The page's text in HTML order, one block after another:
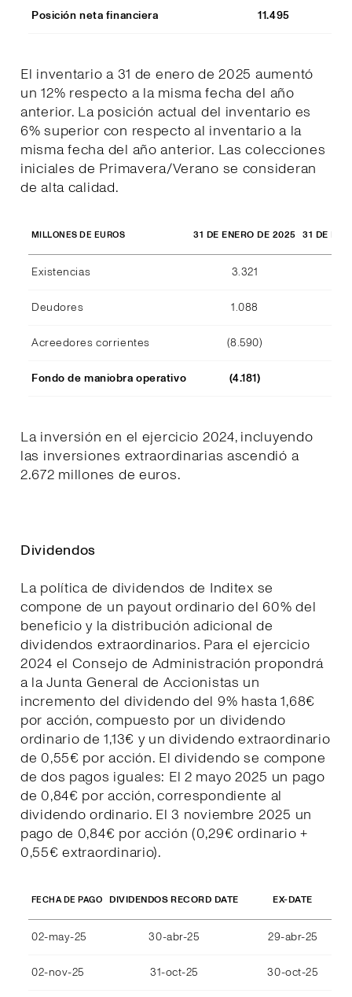
Posición neta financiera 11.495
El inventario a 31 de enero de 2025 aumentó
un 12% respecto a la misma fecha del año
anterior. La posición actual del inventario es
6% superior con respecto al inventario a la
misma fecha del año anterior. Las colecciones
iniciales de Primavera/Verano se consideran
de alta calidad.
MILLONES DE EUROS 31 DE ENERO DE 2025 31 DE
Existencias 3.321
Deudores 1.088
Acreedores corrientes (8.590)
Fondo de maniobra operativo (4.181)
La inversión en el ejercicio 2024, incluyendo
las inversiones extraordinarias ascendió a
2.672 millones de euros.
Dividendos
La política de dividendos de Inditex se
compone de un payout ordinario del 60% del
beneficio y la distribución adicional de
dividendos extraordinarios. Para el ejercicio
2024 el Consejo de Administración propondrá
a la Junta General de Accionistas un
incremento del dividendo del 9% hasta 1,68€
por acción, compuesto por un dividendo
ordinario de 1,13€ y un dividendo extraordinario
de 0,55€ por acción. El dividendo se compone
de dos pagos iguales: El 2 mayo 2025 un pago
de 0,84€ por acción, correspondiente al
dividendo ordinario. El 3 noviembre 2025 un
pago de 0,84€ por acción (0,29€ ordinario +
0,55€ extraordinario).
FECHA DE PAGO DIVIDENDOS RECORD DATE EX-DATE
02-may-25 30-abr-25 29-abr-25
02-nov-25 31-oct-25 30-oct-25